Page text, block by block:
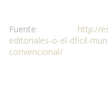
Fuente: http://
editoriales-o-el-dficil-
convencional/